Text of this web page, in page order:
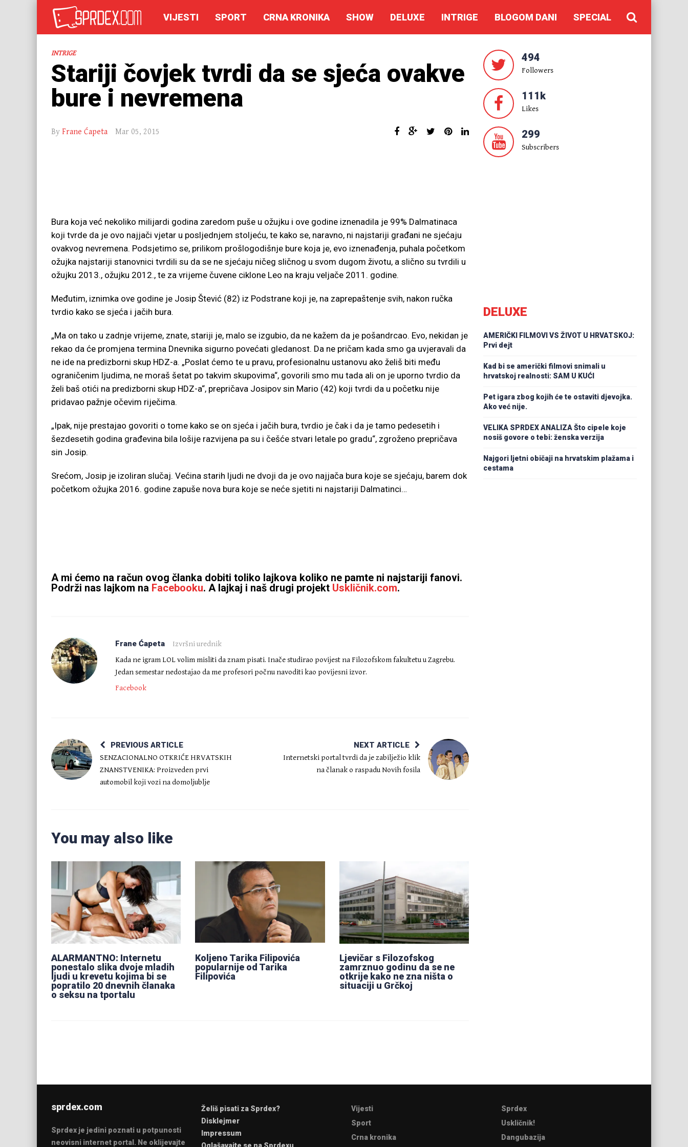
VIJESTI SPORT CRNA KRONIKA SHOW DELUXE INTRIGE BLOGOM DANI SPECIAL
INTRIGE
Stariji čovjek tvrdi da se sjeća ovakve
bure i nevremena
By Frane Ćapeta Mar 05, 2015
Bura koja već nekoliko milijardi godina zaredom puše u ožujku i ove godine iznenadila je 99% Dalmatinaca
koji tvrde da je ovo najjači vjetar u posljednjem stoljeću, te kako se, naravno, ni najstariji građani ne sjećaju
ovakvog nevremena. Podsjetimo se, prilikom prošlogodišnje bure koja je, evo iznenađenja, puhala početkom
ožujka najstariji stanovnici tvrdili su da se ne sjećaju ničeg sličnog u svom dugom životu, a slično su tvrdili u
ožujku 2013., ožujku 2012., te za vrijeme čuvene ciklone Leo na kraju veljače 2011. godine.
Međutim, iznimka ove godine je Josip Štević (82) iz Podstrane koji je, na zaprepaštenje svih, nakon ručka
tvrdio kako se sjeća i jačih bura.
„Ma on tako u zadnje vrijeme, znate, stariji je, malo se izgubio, da ne kažem da je pošandrcao. Evo, nekidan je
rekao da će promjena termina Dnevnika sigurno povećati gledanost. Da ne pričam kada smo ga uvjeravali da
ne ide na predizborni skup HDZ-a. „Poslat ćemo te u pravu, profesionalnu ustanovu ako želiš biti među
ograničenim ljudima, ne moraš šetat po takvim skupovima“, govorili smo mu tada ali on je uporno tvrdio da
želi baš otići na predizborni skup HDZ-a“, prepričava Josipov sin Mario (42) koji tvrdi da u početku nije
pridavao pažnje očevim riječima.
„Ipak, nije prestajao govoriti o tome kako se on sjeća i jačih bura, tvrdio je čak i da je tamo pedesetih i
šezdesetih godina građevina bila lošije razvijena pa su i češće stvari letale po gradu“, zgroženo prepričava
sin Josip.
Srećom, Josip je izoliran slučaj. Većina starih ljudi ne dvoji da je ovo najjača bura koje se sjećaju, barem dok
početkom ožujka 2016. godine zapuše nova bura koje se neće sjetiti ni najstariji Dalmatinci…
A mi ćemo na račun ovog članka dobiti toliko lajkova koliko ne pamte ni najstariji fanovi.
Podrži nas lajkom na Facebooku. A lajkaj i naš drugi projekt Uskličnik.com.
Frane Ćapeta
Izvršni urednik
Kada ne igram LOL volim misliti da znam pisati. Inače studirao povijest na Filozofskom fakultetu u Zagrebu.
Jedan semestar nedostajao da me profesori počnu navoditi kao povijesni izvor.
Facebook
PREVIOUS ARTICLE
SENZACIONALNO OTKRIĆE HRVATSKIH
ZNANSTVENIKA: Proizveden prvi
automobil koji vozi na domoljublje
NEXT ARTICLE
Internetski portal tvrdi da je zabilježio klik
na članak o raspadu Novih fosila
You may also like
ALARMANTNO: Internetu
ponestalo slika dvoje mladih
ljudi u krevetu kojima bi se
popratilo 20 dnevnih članaka
o seksu na tportalu
Koljeno Tarika Filipovića
popularnije od Tarika
Filipovića
Ljevičar s Filozofskog
zamrznuo godinu da se ne
otkrije kako ne zna ništa o
situaciji u Grčkoj
494
Followers
111k
Likes
299
Subscribers
DELUXE
AMERIČKI FILMOVI VS ŽIVOT U HRVATSKOJ:
Prvi dejt
Kad bi se američki filmovi snimali u
hrvatskoj realnosti: SAM U KUĆI
Pet igara zbog kojih će te ostaviti djevojka.
Ako već nije.
VELIKA SPRDEX ANALIZA Što cipele koje
nosiš govore o tebi: ženska verzija
Najgori ljetni običaji na hrvatskim plažama i
cestama
sprdex.com
Sprdex je jedini poznati u potpunosti
neovisni internet portal. Ne oklijevajte
Želiš pisati za Sprdex?
Disklejmer
Impressum
Vijesti
Sport
Crna kronika
Sprdex
Uskličnik!
Dangubazija